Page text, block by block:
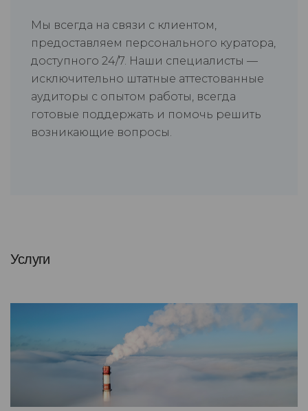
Мы всегда на связи с клиентом,
предоставляем персонального куратора,
доступного 24/7. Наши специалисты —
исключительно штатные аттестованные
аудиторы с опытом работы, всегда
готовые поддержать и помочь решить
возникающие вопросы.
Услуги